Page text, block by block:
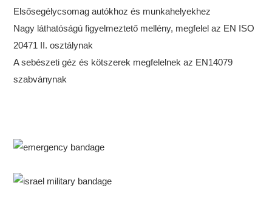
Elsősegélycsomag autókhoz és munkahelyekhez
Nagy láthatóságú figyelmeztető mellény, megfelel az EN ISO
20471 II. osztálynak
A sebészeti géz és kötszerek megfelelnek az EN14079
szabványnak